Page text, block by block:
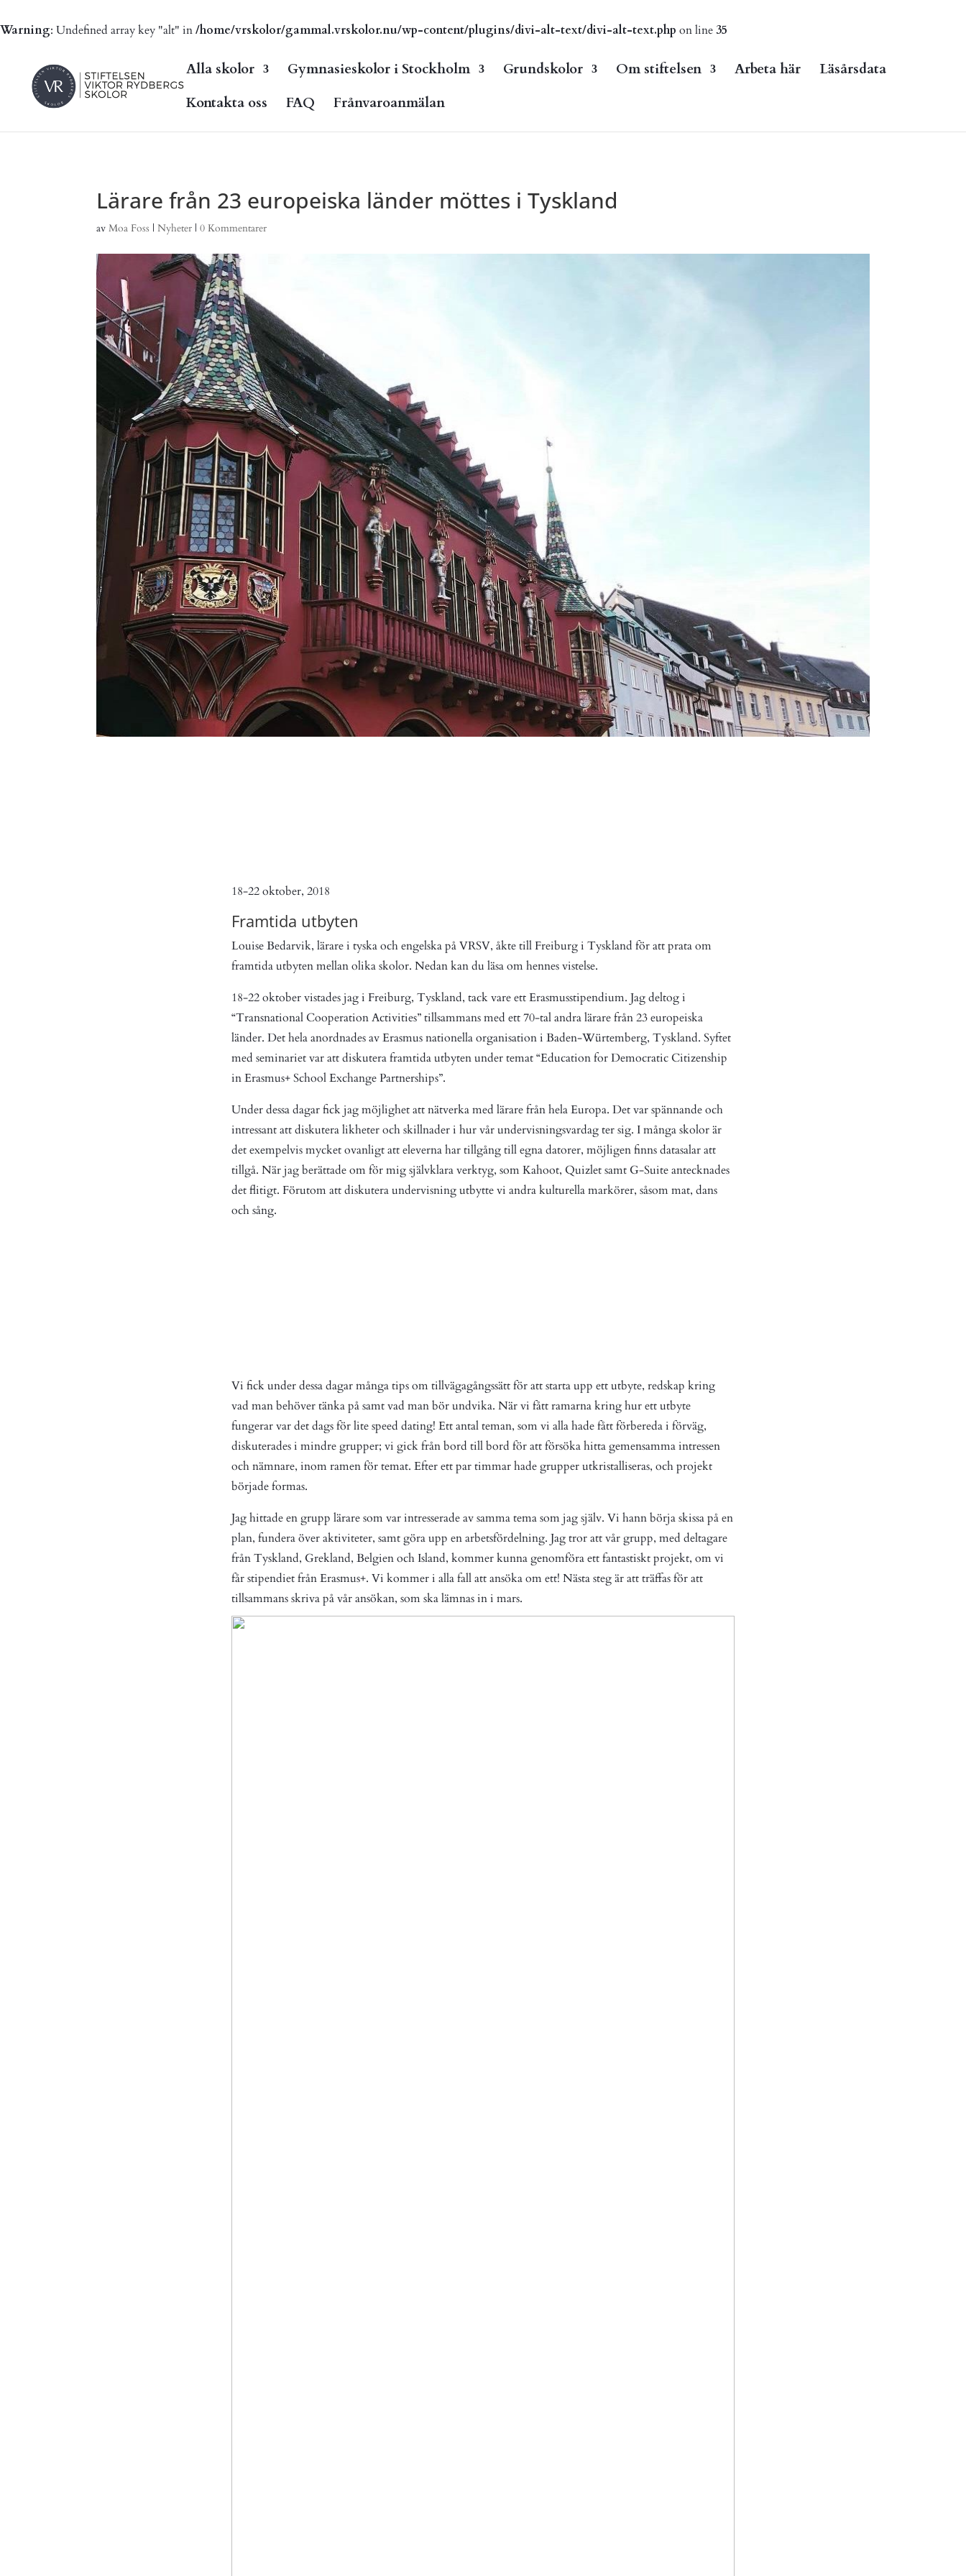
Warning: Undefined array key "alt" in/home/vrskolor/gammal.vrskolor.nu/wp-content/plugins/divi-alt-text/divi-alt-text.php on line35
Alla skolor Gymnasieskolor i Stockholm Grundskolor Om stiftelsen Arbeta här
Läsårsdata
Kontakta oss
FAQ Frånvaroanmälan
Lärare från 23 europeiska länder möttes i Tyskland
avMoa Foss |Nyheter |0 Kommentarer
18-22 oktober, 2018
Framtida utbyten
Louise Bedarvik, lärare i tyska och engelska på VRSV, åkte till Freiburg i Tyskland för att prata om
framtida utbyten mellan olika skolor. Nedan kan du läsa om hennes vistelse.
18-22 oktober vistades jag i Freiburg, Tyskland, tack vare ett Erasmusstipendium. Jag deltog i
“Transnational Cooperation Activities” tillsammans med ett 70-tal andra lärare från 23 europeiska
länder. Det hela anordnades av Erasmus nationella organisation i Baden-Würtemberg, Tyskland. Syftet
med seminariet var att diskutera framtida utbyten under temat “Education for Democratic Citizenship
in Erasmus+ School Exchange Partnerships”.
Under dessa dagar fick jag möjlighet att nätverka med lärare från hela Europa. Det var spännande och
intressant att diskutera likheter och skillnader i hur vår undervisningsvardag ter sig. I många skolor är
det exempelvis mycket ovanligt att eleverna har tillgång till egna datorer, möjligen finns datasalar att
tillgå. När jag berättade om för mig självklara verktyg, som Kahoot, Quizlet samt G-Suite antecknades
det flitigt. Förutom att diskutera undervisning utbytte vi andra kulturella markörer, såsom mat, dans
och sång.
Vi fick under dessa dagar många tips om tillvägagångssätt för att starta upp ett utbyte, redskap kring
vad man behöver tänka på samt vad man bör undvika. När vi fått ramarna kring hur ett utbyte
fungerar var det dags för lite speed dating! Ett antal teman, som vi alla hade fått förbereda i förväg,
diskuterades i mindre grupper; vi gick från bord till bord för att försöka hitta gemensamma intressen
och nämnare, inom ramen för temat. Efter ett par timmar hade grupper utkristalliseras, och projekt
började formas.
Jag hittade en grupp lärare som var intresserade av samma tema som jag själv. Vi hann börja skissa på en
plan, fundera över aktiviteter, samt göra upp en arbetsfördelning. Jag tror att vår grupp, med deltagare
från Tyskland, Grekland, Belgien och Island, kommer kunna genomföra ett fantastiskt projekt, om vi
får stipendiet från Erasmus+. Vi kommer i alla fall att ansöka om ett! Nästa steg är att träffas för att
tillsammans skriva på vår ansökan, som ska lämnas in i mars.